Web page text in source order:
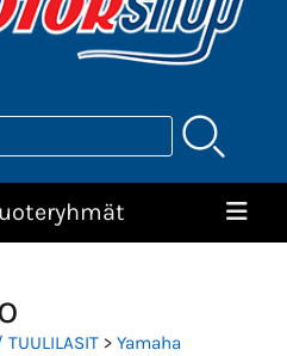
TUULILASIT > Yamaha